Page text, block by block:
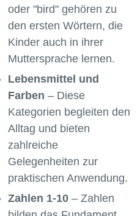
oder "bird" gehören zu
den ersten Wörtern, die
Kinder auch in ihrer
Muttersprache lernen.
Lebensmittel und
Farben – Diese
Kategorien begleiten den
Alltag und bieten
zahlreiche
Gelegenheiten zur
praktischen Anwendung.
Zahlen 1-10– Zahlen